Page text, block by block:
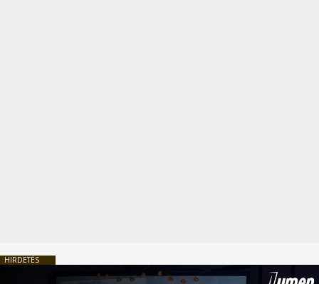
HIRDETÉS